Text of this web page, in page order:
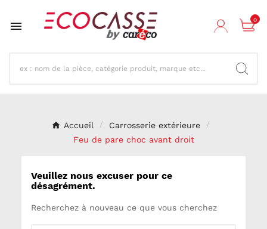
 0
Accueil
Carrosserie extérieure
Feu de pare choc avant droit
Veuillez nous excuser pour ce
désagrément.
Recherchez à nouveau ce que vous cherchez